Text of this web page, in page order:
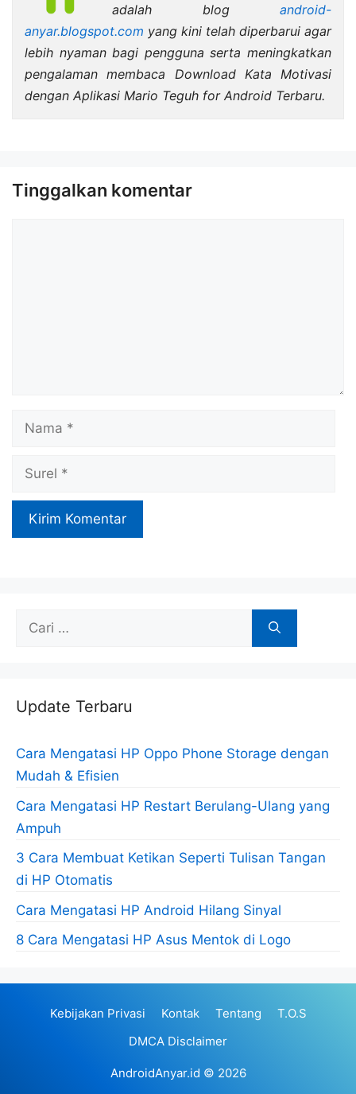
adalah blog android-
anyar.blogspot.com yang kini telah diperbarui agar
lebih nyaman bagi pengguna serta meningkatkan
pengalaman membaca Download Kata Motivasi
dengan Aplikasi Mario Teguh for Android Terbaru.
Tinggalkan komentar
Nama
Surel
Cari
Update Terbaru
Cara Mengatasi HP Oppo Phone Storage dengan
Mudah & Efisien
Cara Mengatasi HP Restart Berulang-Ulang yang
Ampuh
3 Cara Membuat Ketikan Seperti Tulisan Tangan
di HP Otomatis
Cara Mengatasi HP Android Hilang Sinyal
8 Cara Mengatasi HP Asus Mentok di Logo
Kebijakan Privasi Kontak Tentang
T.O.S
DMCA Disclaimer
AndroidAnyar.id © 2026